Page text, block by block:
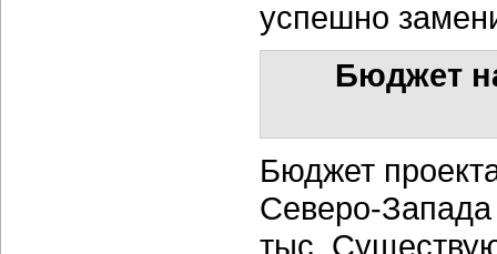
успешно
Бюджет
Бюджет
Северо-Запада
тыс.